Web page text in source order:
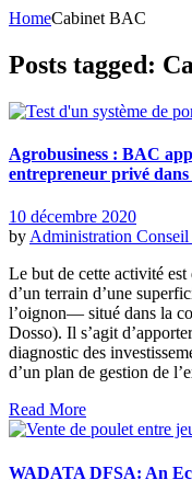
HomeCabinet BAC
Posts tagged:
Agrobusiness : BAC
entrepreneur privé
10 décembre 2020
by Administration
Le but de cette activité
d’un terrain d’une
l’oignon— situé dans la
Dosso). Il s’agit
diagnostic des
d’un plan de gestion de
Read More
WADATA DFSA: An